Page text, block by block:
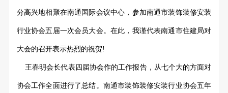
分高兴地相聚在南通国际会议中心，参加南通市装饰装修安装
行业协会五届一次会员大会。在此，我谨代表南通市住建局对
大会的召开表示热烈的祝贺!
王春明会长代表四届协会作的工作报告，从七个大的方面对
协会工作全面进行了总结。南通市装饰装修安装行业协会五年